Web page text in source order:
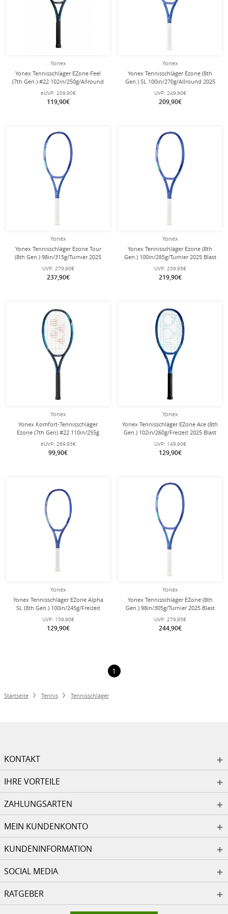
Yonex
Yonex Tennisschläger EZone Feel
(7th Gen.) #22 102in/250g/Allround
himmelblau - besaitet -
eUVP: 209,90€
119,90€
Yonex
Yonex Tennisschläger Ezone (8th
Gen.) SL 100in/270g/Allround 2025
blau - unbesaitet -
UVP: 249,90€
209,90€
Yonex
Yonex Tennisschläger Ezone Tour
(8th Gen.) 98in/315g/Turnier 2025
blau - unbesaitet -
UVP: 279,90€
237,90€
Yonex
Yonex Tennisschläger Ezone (8th
Gen.) 100in/285g/Turnier 2025 Blast
blau - unbesaitet -
UVP: 259,95€
219,90€
Yonex
Yonex Komfort-Tennisschläger
Ezone (7th Gen) #22 110in/255g
himmelblau - besaitet -
eUVP: 269,95€
99,90€
Yonex
Yonex Tennisschläger EZone Ace (8th
Gen.) 102in/260g/Freizeit 2025 Blast
blau - besaitet -
UVP: 149,90€
129,90€
Yonex
Yonex Tennisschläger EZone Alpha
SL (8th Gen.) 100in/245g/Freizeit
2025 Blast blau - besaitet -
UVP: 159,90€
129,90€
Yonex
Yonex Tennisschläger EZone (8th
Gen.) 98in/305g/Turnier 2025 Blast
blau - unbesaitet -
UVP: 279,95€
244,90€
1
Startseite Tennis Tennisschläger
KONTAKT
IHRE VORTEILE
ZAHLUNGSARTEN
MEIN KUNDENKONTO
KUNDENINFORMATION
SOCIAL MEDIA
RATGEBER